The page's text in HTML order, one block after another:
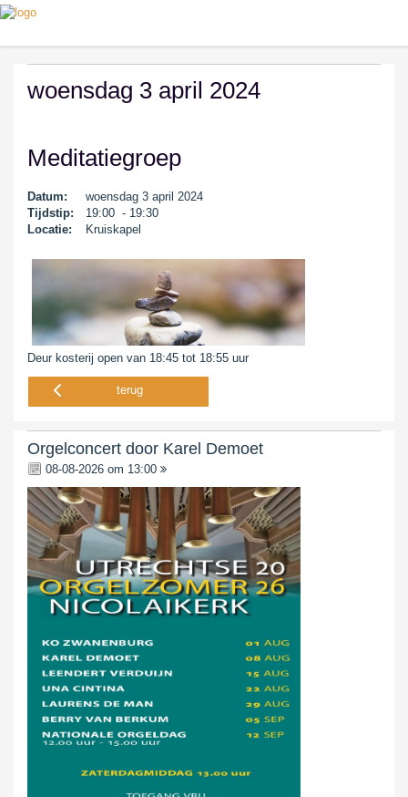
woensdag 3 april 2024
Meditatiegroep
Datum:
woensdag 3 april 2024
Tijdstip:
19:00 - 19:30
Locatie:
Kruiskapel
Deur kosterij open van 18:45 tot 18:55 uur
terug
Orgelconcert door Karel Demoet
08-08-2026 om 13:00